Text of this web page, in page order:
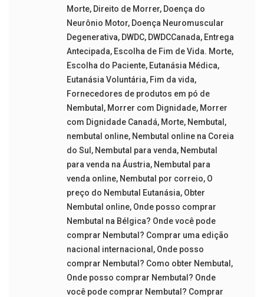
Morte, Direito de Morrer, Doença do
Neurônio Motor, Doença Neuromuscular
Degenerativa, DWDC, DWDCCanada, Entrega
Antecipada, Escolha de Fim de Vida. Morte,
Escolha do Paciente, Eutanásia Médica,
Eutanásia Voluntária, Fim da vida,
Fornecedores de produtos em pó de
Nembutal , Morrer com Dignidade, Morrer
com Dignidade Canadá, Morte, Nembutal ,
nembutal online, Nembutal online na Coreia
do Sul , Nembutal para venda, Nembutal
para venda na Áustria, Nembutal para
venda online, Nembutal por correio, O
preço do Nembutal Eutanásia, Obter
Nembutal online, Onde posso comprar
Nembutal na Bélgica? Onde você pode
comprar Nembutal? Comprar uma edição
nacional internacional , Onde posso
comprar Nembutal? Como obter Nembutal ,
Onde posso comprar Nembutal? Onde
você pode comprar Nembutal? Comprar